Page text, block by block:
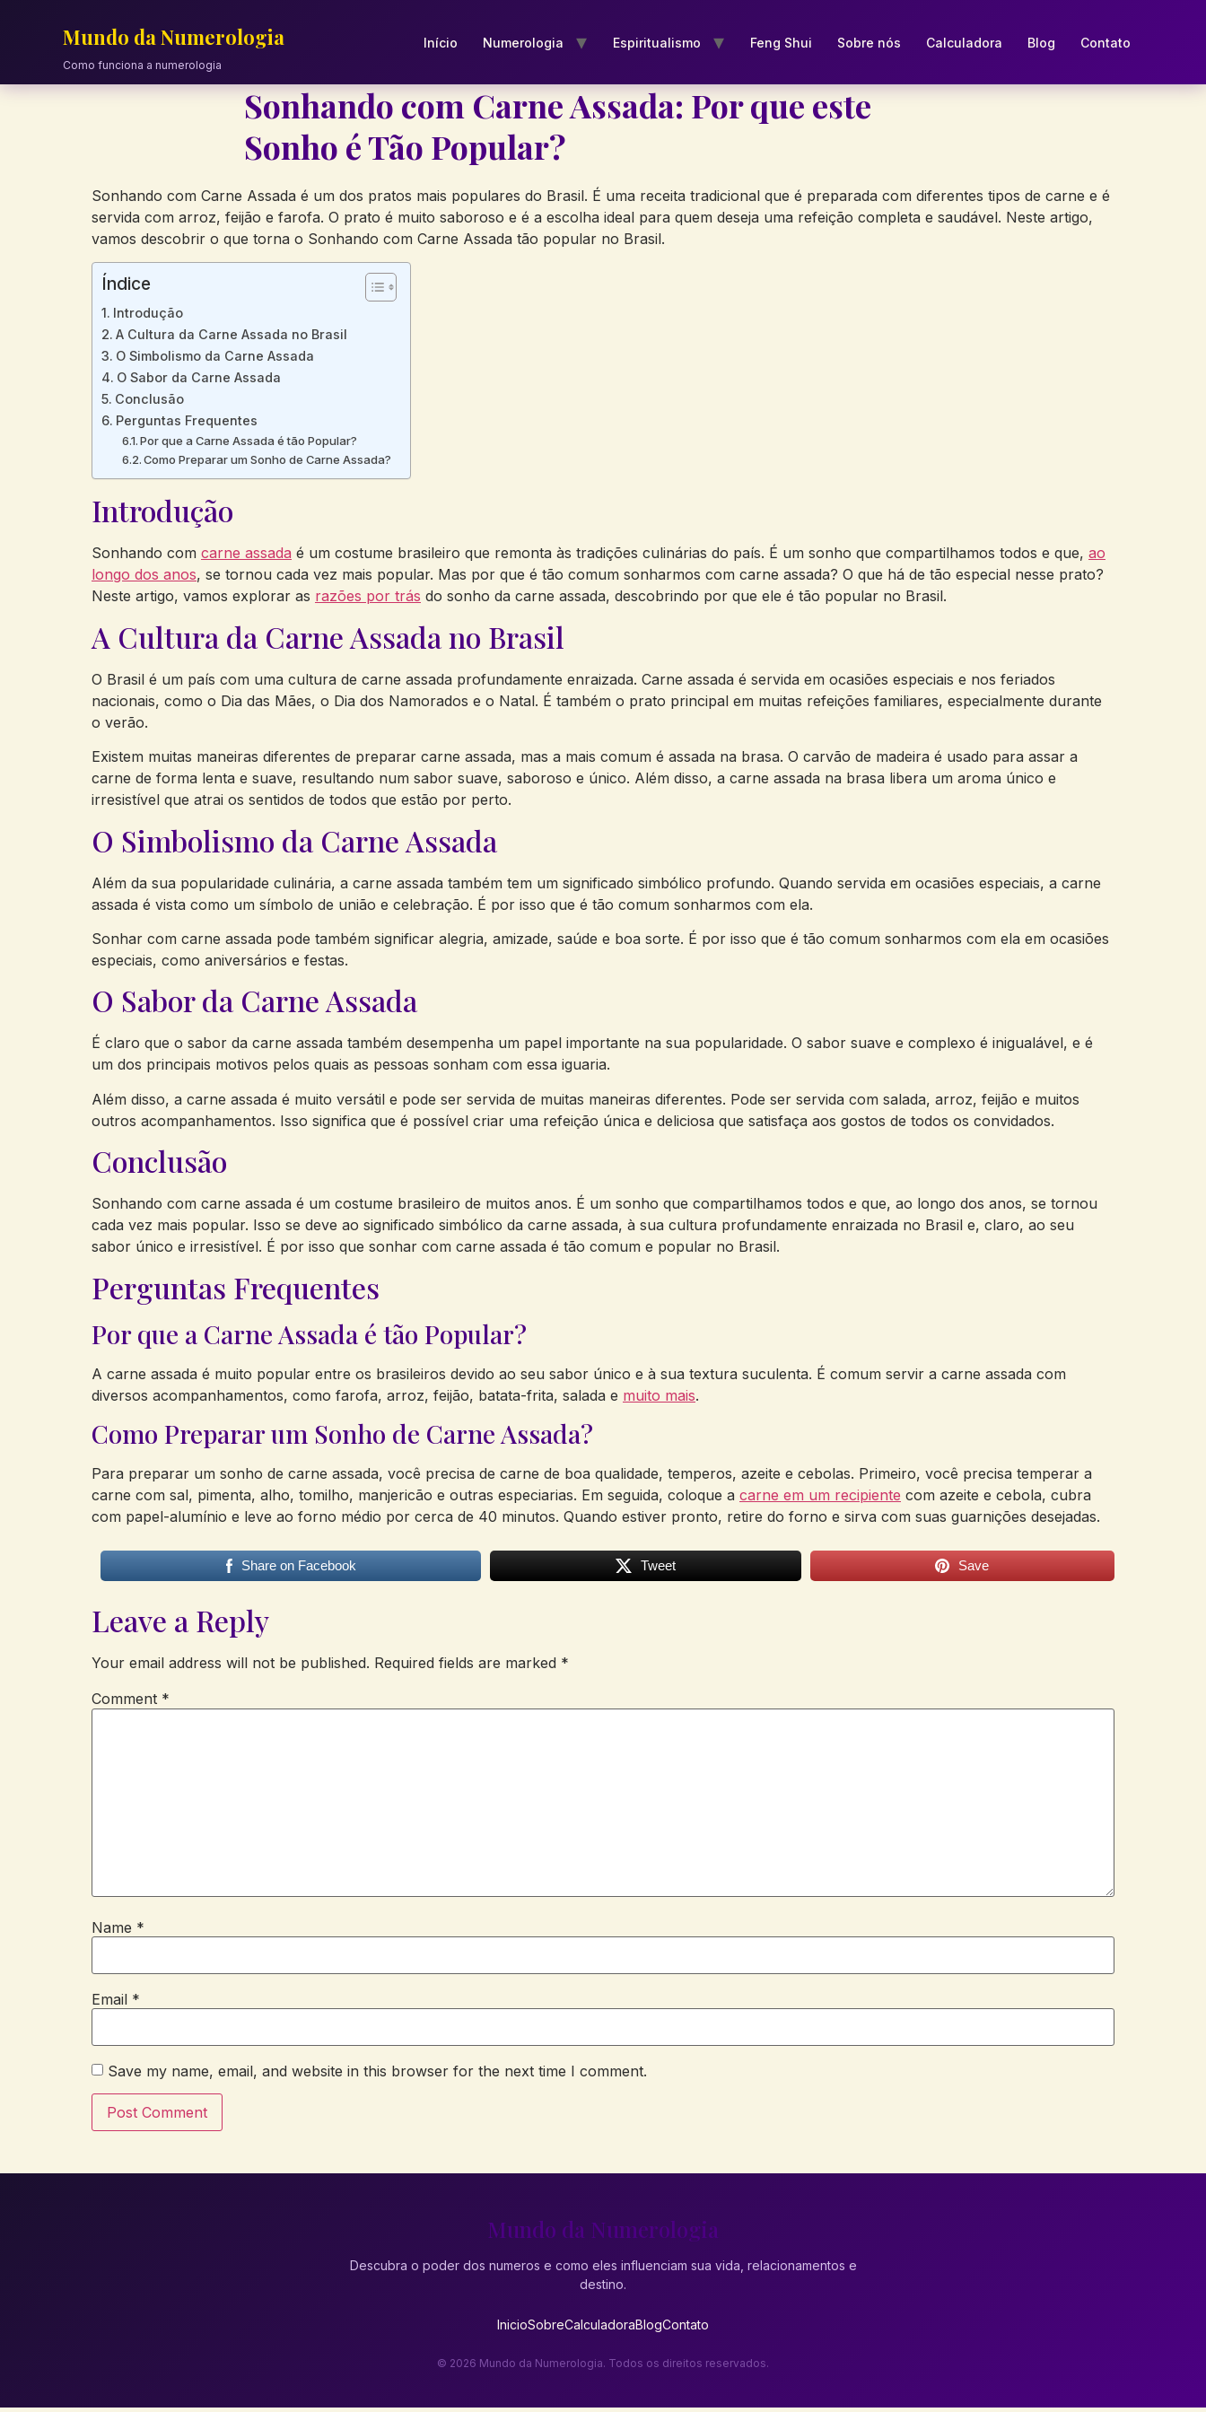
Mundo da Numerologia
Como funciona a numerologia
Início Numerologia Espiritualismo Feng Shui Sobre nós Calculadora Blog Contato
Sonhando com Carne Assada: Por que este
Sonho é Tão Popular?
Sonhando com Carne Assada é um dos pratos mais populares do Brasil. É uma receita tradicional que é preparada com diferentes tipos de carne e é
servida com arroz, feijão e farofa. O prato é muito saboroso e é a escolha ideal para quem deseja uma refeição completa e saudável. Neste artigo,
vamos descobrir o que torna o Sonhando com Carne Assada tão popular no Brasil.
Índice
Introdução
A Cultura da Carne Assada no Brasil
O Simbolismo da Carne Assada
O Sabor da Carne Assada
Conclusão
Perguntas Frequentes
Por que a Carne Assada é tão Popular?
Como Preparar um Sonho de Carne Assada?
Introdução
Sonhando com carne assada é um costume brasileiro que remonta às tradições culinárias do país. É um sonho que compartilhamos todos e que, ao
longo dos anos, se tornou cada vez mais popular. Mas por que é tão comum sonharmos com carne assada? O que há de tão especial nesse prato?
Neste artigo, vamos explorar as razões por trás do sonho da carne assada, descobrindo por que ele é tão popular no Brasil.
A Cultura da Carne Assada no Brasil
O Brasil é um país com uma cultura de carne assada profundamente enraizada. Carne assada é servida em ocasiões especiais e nos feriados
nacionais, como o Dia das Mães, o Dia dos Namorados e o Natal. É também o prato principal em muitas refeições familiares, especialmente durante
o verão.
Existem muitas maneiras diferentes de preparar carne assada, mas a mais comum é assada na brasa. O carvão de madeira é usado para assar a
carne de forma lenta e suave, resultando num sabor suave, saboroso e único. Além disso, a carne assada na brasa libera um aroma único e
irresistível que atrai os sentidos de todos que estão por perto.
O Simbolismo da Carne Assada
Além da sua popularidade culinária, a carne assada também tem um significado simbólico profundo. Quando servida em ocasiões especiais, a carne
assada é vista como um símbolo de união e celebração. É por isso que é tão comum sonharmos com ela.
Sonhar com carne assada pode também significar alegria, amizade, saúde e boa sorte. É por isso que é tão comum sonharmos com ela em ocasiões
especiais, como aniversários e festas.
O Sabor da Carne Assada
É claro que o sabor da carne assada também desempenha um papel importante na sua popularidade. O sabor suave e complexo é inigualável, e é
um dos principais motivos pelos quais as pessoas sonham com essa iguaria.
Além disso, a carne assada é muito versátil e pode ser servida de muitas maneiras diferentes. Pode ser servida com salada, arroz, feijão e muitos
outros acompanhamentos. Isso significa que é possível criar uma refeição única e deliciosa que satisfaça aos gostos de todos os convidados.
Conclusão
Sonhando com carne assada é um costume brasileiro de muitos anos. É um sonho que compartilhamos todos e que, ao longo dos anos, se tornou
cada vez mais popular. Isso se deve ao significado simbólico da carne assada, à sua cultura profundamente enraizada no Brasil e, claro, ao seu
sabor único e irresistível. É por isso que sonhar com carne assada é tão comum e popular no Brasil.
Perguntas Frequentes
Por que a Carne Assada é tão Popular?
A carne assada é muito popular entre os brasileiros devido ao seu sabor único e à sua textura suculenta. É comum servir a carne assada com
diversos acompanhamentos, como farofa, arroz, feijão, batata-frita, salada e muito mais.
Como Preparar um Sonho de Carne Assada?
Para preparar um sonho de carne assada, você precisa de carne de boa qualidade, temperos, azeite e cebolas. Primeiro, você precisa temperar a
carne com sal, pimenta, alho, tomilho, manjericão e outras especiarias. Em seguida, coloque a carne em um recipiente com azeite e cebola, cubra
com papel-alumínio e leve ao forno médio por cerca de 40 minutos. Quando estiver pronto, retire do forno e sirva com suas guarnições desejadas.
Share on Facebook Tweet Save
Leave a Reply
Your email address will not be published. Required fields are marked *
Comment *
Name *
Email *
Save my name, email, and website in this browser for the next time I comment.
Mundo da Numerologia
Descubra o poder dos numeros e como eles influenciam sua vida, relacionamentos e
destino.
InicioSobreCalculadoraBlogContato
© 2026 Mundo da Numerologia. Todos os direitos reservados.